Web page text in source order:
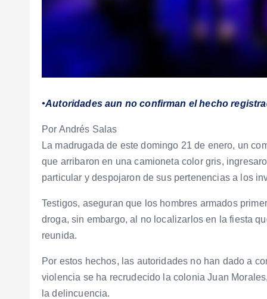
•Autoridades aun no confirman el hecho
Por Andrés Salas
La madrugada de este domingo 21 de enero, un
que arribaron en una camioneta color gris,
particular y despojaron de sus pertenencias a los
Testigos, aseguran que los hombres armados
droga, sin embargo, al no localizarlos en la fiesta
reunida.
Por estos hechos, las autoridades no han dado a
violencia se ha recrudecido la colonia Juan
la delincuencia.